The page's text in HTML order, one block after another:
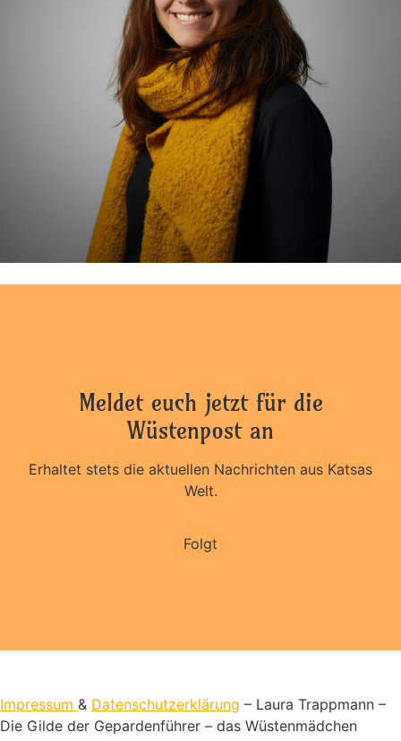
Meldet euch jetzt für die
Wüstenpost an
Erhaltet stets die aktuellen Nachrichten aus Katsas
Welt.
Folgt
Impressum & Datenschutzerklärung – Laura Trappmann –
Die Gilde der Gepardenführer – das Wüstenmädchen